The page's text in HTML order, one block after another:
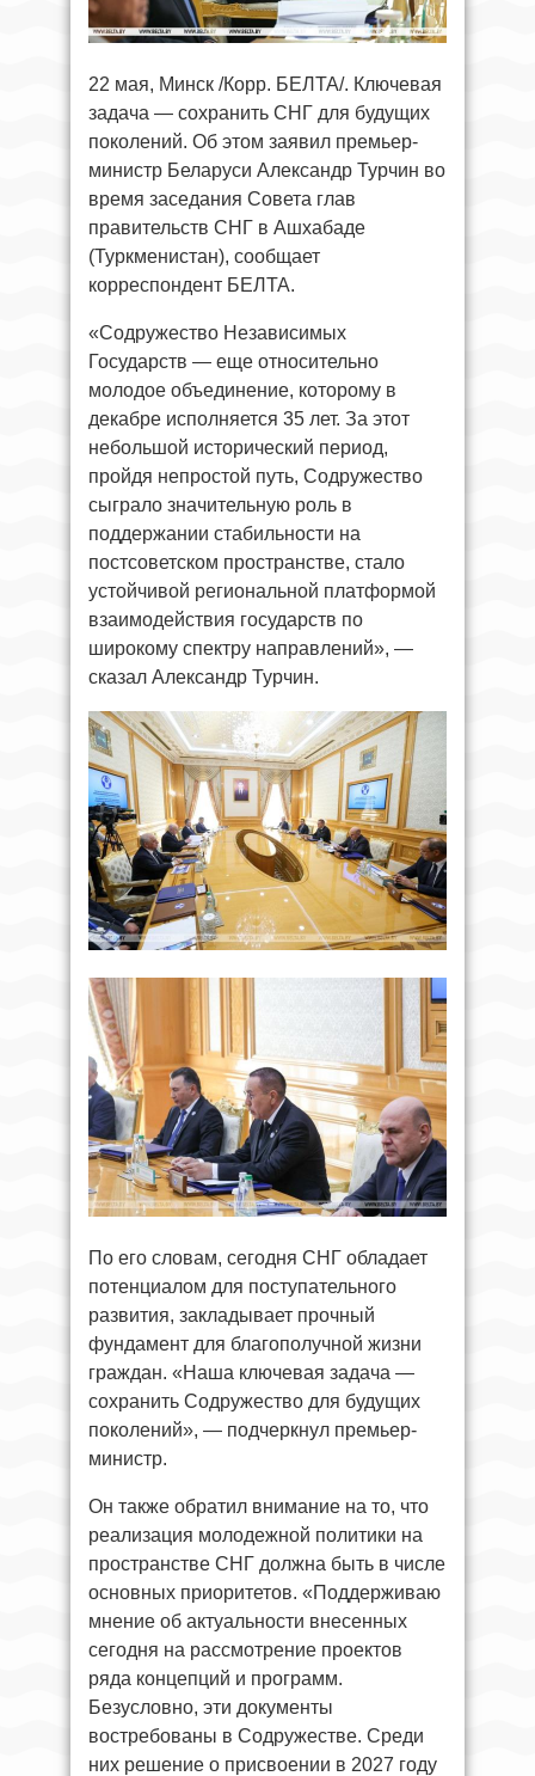
22 мая, Минск /Корр. БЕЛТА/. Ключевая
задача — сохранить СНГ для будущих
поколений. Об этом заявил премьер-
министр Беларуси Александр Турчин во
время заседания Совета глав
правительств СНГ в Ашхабаде
(Туркменистан), сообщает
корреспондент БЕЛТА.
«Содружество Независимых
Государств — еще относительно
молодое объединение, которому в
декабре исполняется 35 лет. За этот
небольшой исторический период,
пройдя непростой путь, Содружество
сыграло значительную роль в
поддержании стабильности на
постсоветском пространстве, стало
устойчивой региональной платформой
взаимодействия государств по
широкому спектру направлений», —
сказал Александр Турчин.
По его словам, сегодня СНГ обладает
потенциалом для поступательного
развития, закладывает прочный
фундамент для благополучной жизни
граждан. «Наша ключевая задача —
сохранить Содружество для будущих
поколений», — подчеркнул премьер-
министр.
Он также обратил внимание на то, что
реализация молодежной политики на
пространстве СНГ должна быть в числе
основных приоритетов. «Поддерживаю
мнение об актуальности внесенных
сегодня на рассмотрение проектов
ряда концепций и программ.
Безусловно, эти документы
востребованы в Содружестве. Среди
них решение о присвоении в 2027 году